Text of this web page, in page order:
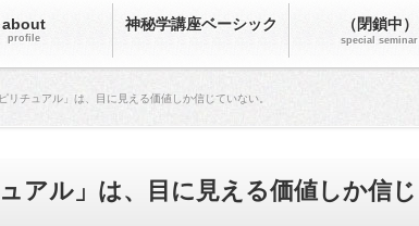
about
profile
神秘学講座ベーシック （閉鎖中）
special seminar
リチュアル」は、目に見える価値しか信じていない。
アル」は、目に見える価値しか信じ